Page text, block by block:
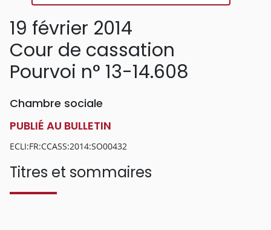
19 février 2014
Cour de cassation
Pourvoi n° 13-14.608
Chambre sociale
PUBLIÉ AU BULLETIN
ECLI:FR:CCASS:2014:SO00432
Titres et sommaires